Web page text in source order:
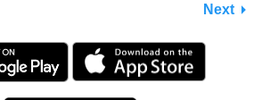
Next